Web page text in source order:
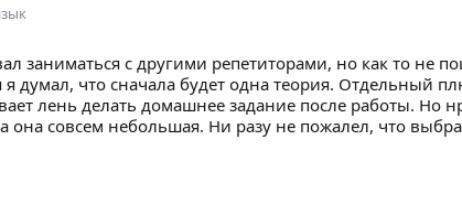
заниматься с другими репетиторами, но как то не
я думал, что сначала будет одна теория. Отдельный
лень делать домашнее задание после работы. Но
она совсем небольшая. Ни разу не пожалел, что